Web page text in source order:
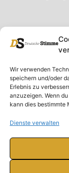
Wir verwenden
speichern und/oder
Erlebnis zu
anzuzeigen. Wenn
kann dies bestimmte
Dienste verwalten
Unser
Spenden
Ausgaben
Abonnieren